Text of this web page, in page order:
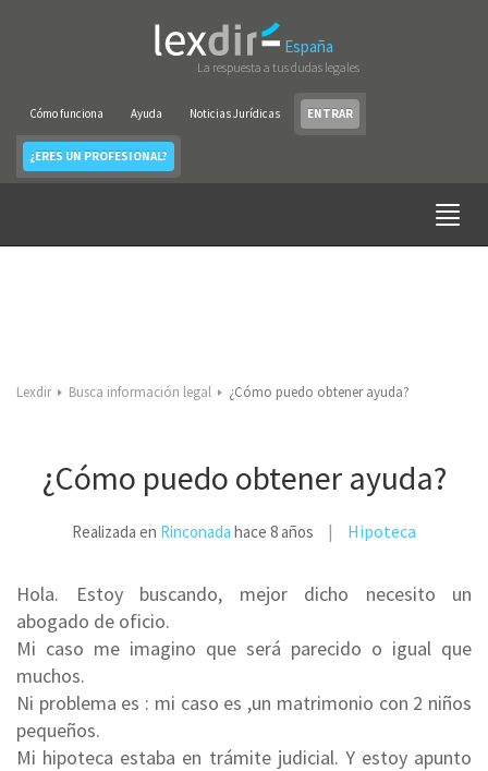
España
La respuesta a tus dudas legales
Cómo funciona Ayuda Noticias Jurídicas ENTRAR
¿ERES UN PROFESIONAL?
Lexdir Busca información legal ¿Cómo puedo obtener ayuda?
¿Cómo puedo obtener ayuda?
Realizada en Rinconada hace 8 años Hipoteca
Hola. Estoy buscando, mejor dicho necesito un
abogado de oficio.
Mi caso me imagino que será parecido o igual que
muchos.
Ni problema es : mi caso es ,un matrimonio con 2 niños
pequeños.
Mi hipoteca estaba en trámite judicial. Y estoy apunto